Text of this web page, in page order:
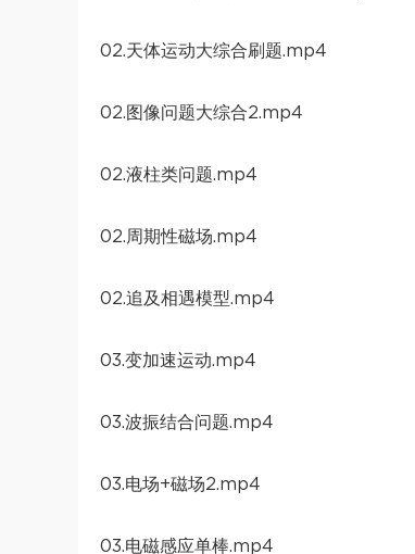
02.天体运动大综合刷题.mp4
02.图像问题大综合2.mp4
02.液柱类问题.mp4
02.周期性磁场.mp4
02.追及相遇模型.mp4
03.变加速运动.mp4
03.波振结合问题.mp4
03.电场+磁场2.mp4
03.电磁感应单棒.mp4